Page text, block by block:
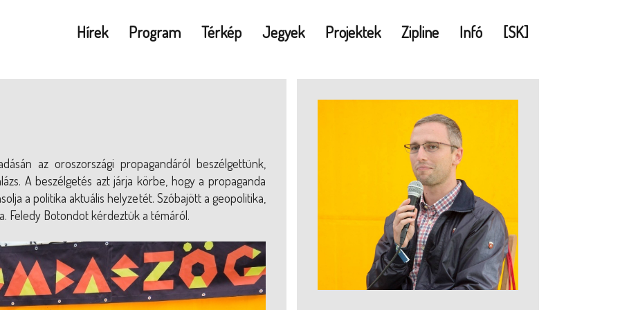
Hírek Program Térkép Jegyek Projektek Zipline Infó [SK]
az oroszországi propagandáról beszélgettünk,
A beszélgetés azt járja körbe, hogy a propaganda
a politika aktuális helyzetét. Szóbajött a geopolitika,
Feledy Botondot kérdeztük a témáról.